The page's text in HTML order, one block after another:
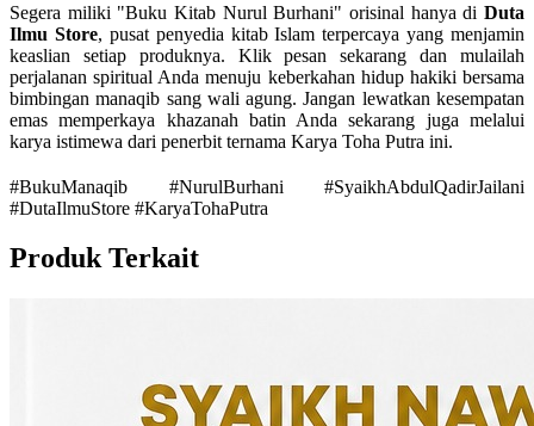
Segera miliki "Buku Kitab Nurul Burhani" orisinal hanya di Duta
Ilmu Store, pusat penyedia kitab Islam terpercaya yang menjamin
keaslian setiap produknya. Klik pesan sekarang dan mulailah
perjalanan spiritual Anda menuju keberkahan hidup hakiki bersama
bimbingan manaqib sang wali agung. Jangan lewatkan kesempatan
emas memperkaya khazanah batin Anda sekarang juga melalui
karya istimewa dari penerbit ternama Karya Toha Putra ini.
#BukuManaqib #NurulBurhani #SyaikhAbdulQadirJailani
#DutaIlmuStore #KaryaTohaPutra
Produk Terkait